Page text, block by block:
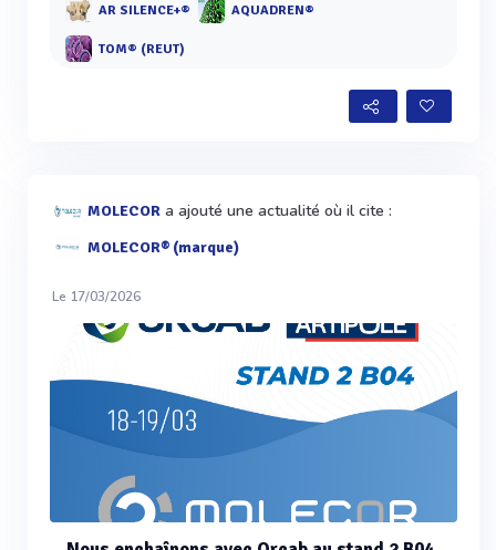
AR SILENCE+® AQUADREN®
TOM® (REUT)
MOLECOR a ajouté une actualité où il cite :
MOLECOR® (marque)
Le 17/03/2026